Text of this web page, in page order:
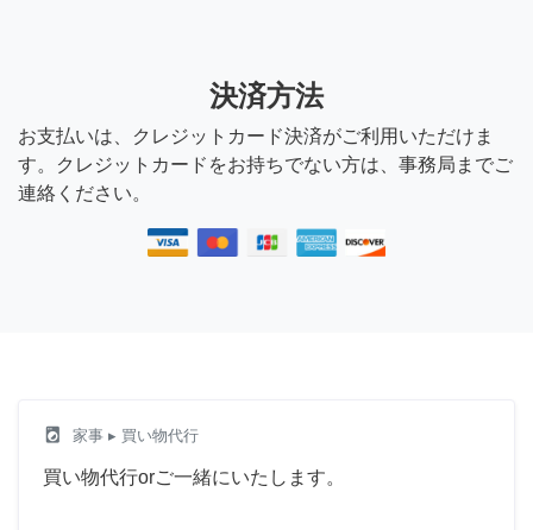
決済方法
お支払いは、クレジットカード決済がご利用いただけま
す。クレジットカードをお持ちでない方は、事務局までご
連絡ください。
local_laundry_service 家事 ▸ 買い物代行
買い物代行orご一緒にいたします。